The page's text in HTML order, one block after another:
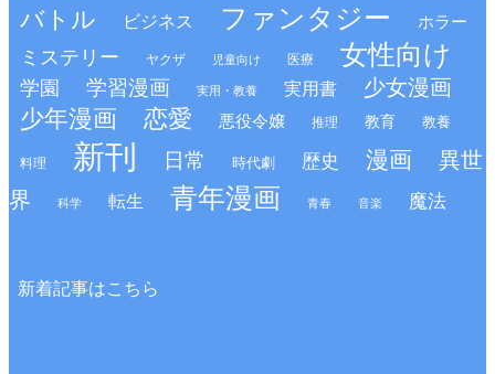
バトル ビジネス ファンタジー ホラー
ミステリー ヤクザ 児童向け 医療 女性向け
学園 学習漫画 実用・教養 実用書 少女漫画
少年漫画 恋愛 悪役令嬢 推理 教育 教養
料理 新刊 日常 時代劇 歴史 漫画
異世
界
科学 転生 青年漫画 青春 音楽 魔法
新着記事はこちら